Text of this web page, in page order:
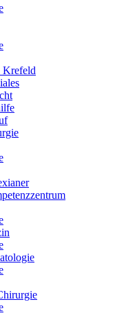
Krefeld